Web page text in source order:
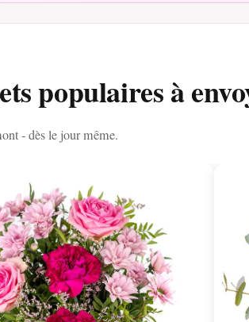
populaires à
- dès le jour même.